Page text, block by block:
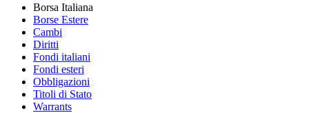
Borsa Italiana
Borse Estere
Cambi
Diritti
Fondi italiani
Fondi esteri
Obbligazioni
Titoli di Stato
Warrants